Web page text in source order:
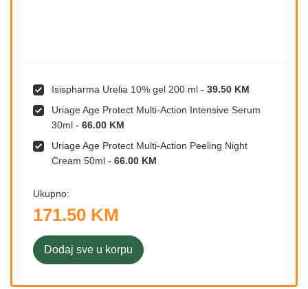
Isispharma Urelia 10% gel 200 ml - 39.50 KM
Uriage Age Protect Multi-Action Intensive Serum
30ml - 66.00 KM
Uriage Age Protect Multi-Action Peeling Night
Cream 50ml - 66.00 KM
Ukupno:
171.50 KM
Dodaj sve u korpu